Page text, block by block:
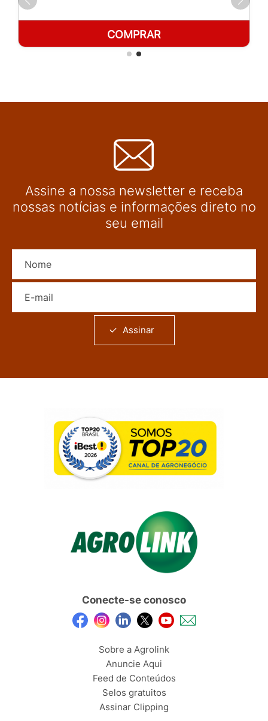
COMPRAR
Assine a nossa newsletter e receba
nossas notícias e informações direto no
seu email
Assinar
Conecte-se conosco
Sobre a Agrolink
Anuncie Aqui
Feed de Conteúdos
Selos gratuitos
Assinar Clipping